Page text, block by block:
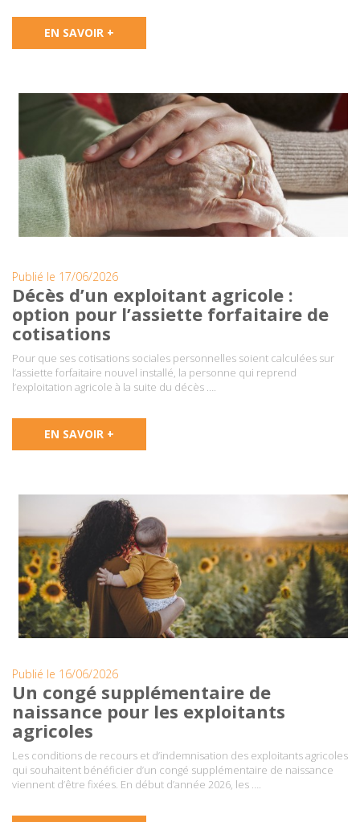
EN SAVOIR +
Publié le 17/06/2026
Décès d’un exploitant agricole :
option pour l’assiette forfaitaire de
cotisations
Pour que ses cotisations sociales personnelles soient calculées sur
l’assiette forfaitaire nouvel installé, la personne qui reprend
l’exploitation agricole à la suite du décès ….
EN SAVOIR +
Publié le 16/06/2026
Un congé supplémentaire de
naissance pour les exploitants
agricoles
Les conditions de recours et d’indemnisation des exploitants agricoles
qui souhaitent bénéficier d’un congé supplémentaire de naissance
viennent d’être fixées. En début d’année 2026, les ….